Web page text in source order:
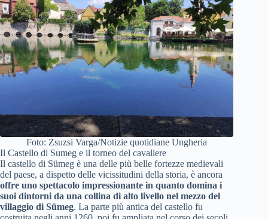
Foto: Zsuzsi Varga/Notizie quotidiane Ungheria
Il Castello di Sumeg e il torneo del cavaliere
Il castello di Sümeg è una delle più belle fortezze medievali
del paese, a dispetto delle vicissitudini della storia, è ancora
offre uno spettacolo impressionante in quanto domina i
suoi dintorni da una collina di alto livello nel mezzo del
villaggio di Sümeg. La parte più antica del castello fu